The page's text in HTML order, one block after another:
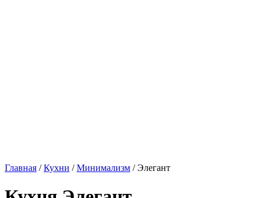
Главная /Кухни /Минимализм / Элегант